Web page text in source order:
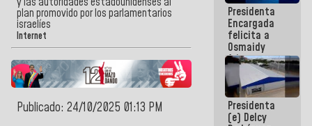
plan promovido por los parlamentarios
israelíes
Internet
Publicado: 24/10/2025 01:13 PM
emergencia
post-sismos
Presidenta
Encargada
felicita a
Osmaidy
Arias y
Giraly
Marcano por
hacer
historia en
los
Presidenta
(e) Delcy